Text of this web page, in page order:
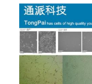
(A549细胞)